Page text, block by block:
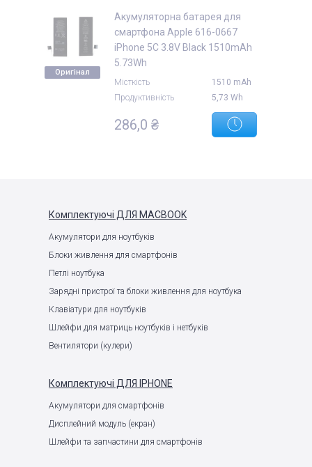
Оригінал
Акумуляторна батарея для
смартфона Apple 616-0667
iPhone 5C 3.8V Black 1510mAh
5.73Wh
Місткість
1510 mAh
Продуктивність
5,73 Wh
286,0 ₴
Комплектуючі ДЛЯ MACBOOK
Акумулятори для ноутбуків
Блоки живлення для смартфонів
Петлі ноутбука
Зарядні пристрої та блоки живлення для ноутбука
Клавіатури для ноутбуків
Шлейфи для матриць ноутбуків і нетбуків
Вентилятори (кулери)
Комплектуючі ДЛЯ IPHONE
Акумулятори для смартфонів
Дисплейний модуль (екран)
Шлейфи та запчастини для смартфонів